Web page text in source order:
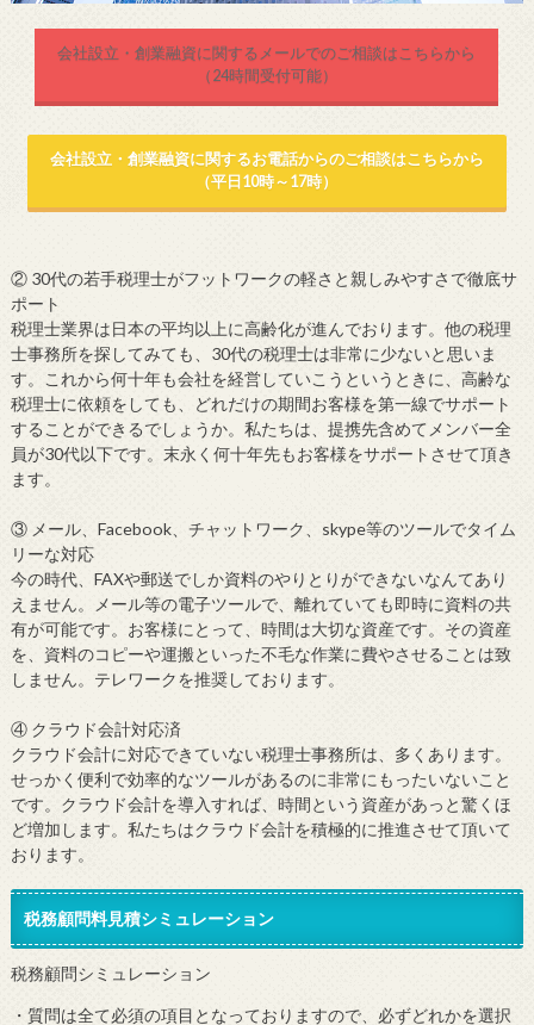
会社設立・創業融資に関するメールでのご相談はこちらから
（24時間受付可能）
会社設立・創業融資に関するお電話からのご相談はこちらから
（平日10時～17時）
② 30代の若手税理士がフットワークの軽さと親しみやすさで徹底サ
ポート
税理士業界は日本の平均以上に高齢化が進んでおります。他の税理
士事務所を探してみても、30代の税理士は非常に少ないと思いま
す。これから何十年も会社を経営していこうというときに、高齢な
税理士に依頼をしても、どれだけの期間お客様を第一線でサポート
することができるでしょうか。私たちは、提携先含めてメンバー全
員が30代以下です。末永く何十年先もお客様をサポートさせて頂き
ます。
③ メール、Facebook、チャットワーク、skype等のツールでタイム
リーな対応
今の時代、FAXや郵送でしか資料のやりとりができないなんてあり
えません。メール等の電子ツールで、離れていても即時に資料の共
有が可能です。お客様にとって、時間は大切な資産です。その資産
を、資料のコピーや運搬といった不毛な作業に費やさせることは致
しません。テレワークを推奨しております。
④ クラウド会計対応済
クラウド会計に対応できていない税理士事務所は、多くあります。
せっかく便利で効率的なツールがあるのに非常にもったいないこと
です。クラウド会計を導入すれば、時間という資産があっと驚くほ
ど増加します。私たちはクラウド会計を積極的に推進させて頂いて
おります。
税務顧問料見積シミュレーション
税務顧問シミュレーション
・質問は全て必須の項目となっておりますので、必ずどれかを選択